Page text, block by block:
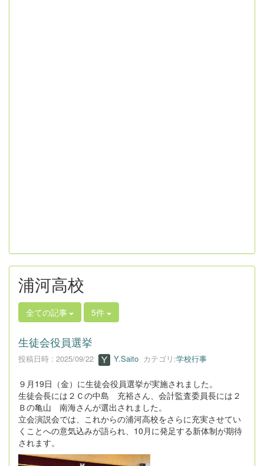
浦河高校
全ての記事 5件
生徒会役員選挙
投稿日時 : 2025/09/22 Y.Saito カテゴリ:学校行事
９月19日（金）に生徒会役員選挙が実施されました。
生徒会長には２Ｃの中島 充裕さん、会計監査委員長には２
Ｂの亀山 南海さんが選出されました。
立会演説会では、これからの浦河高校をさらに充実させてい
くことへの意気込みが語られ、10月に発足する新体制が期待
されます。